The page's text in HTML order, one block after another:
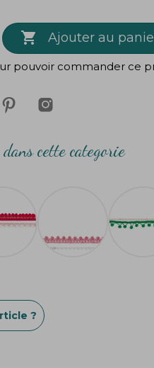
 Ajouter au
pouvoir commander ce
cette categorie
?